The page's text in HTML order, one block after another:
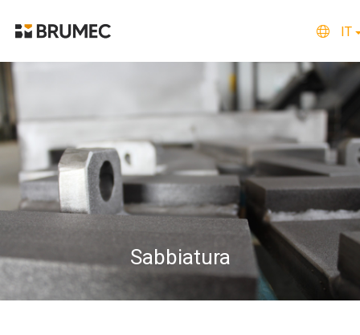
IT
Home
Chi siamo
Cosa facciamo
Qualità e Certificazioni
Dove siamo
Contattaci
Sabbiatura